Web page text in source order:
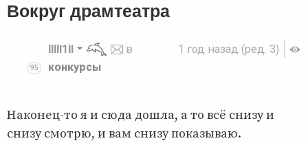
Вокруг драмтеатра
1 год назад (ред. 3)
95
lllll1ll
в
конкурсы
Наконец-то я и сюда дошла, а то всё снизу и
снизу смотрю, и вам снизу показываю.